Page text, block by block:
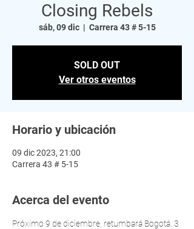
Closing Rebels
sáb, 09 dic
  |
Carrera 43 # 5-15
SOLD OUT
Ver otros eventos
Horario y ubicación
09 dic 2023, 21:00
Carrera 43 # 5-15
Acerca del evento
Próximo 9 de diciembre, retumbará Bogotá. 3